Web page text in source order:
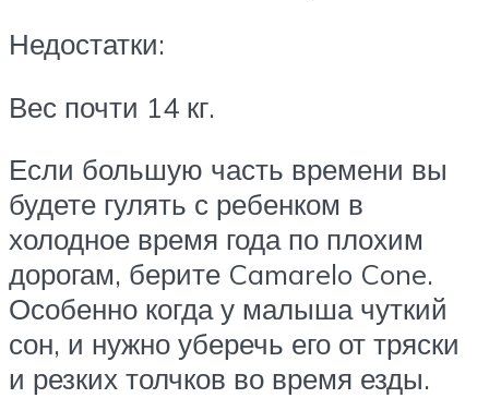
Недостатки:
Вес почти 14 кг.
Если большую часть времени вы
будете гулять с ребенком в
холодное время года по плохим
дорогам, берите Camarelo Cone.
Особенно когда у малыша чуткий
сон, и нужно уберечь его от тряски
и резких толчков во время езды.